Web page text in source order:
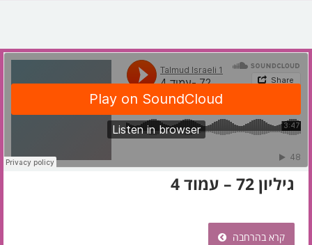
גיליון 72 – עמוד 4
קרא בהרחבה